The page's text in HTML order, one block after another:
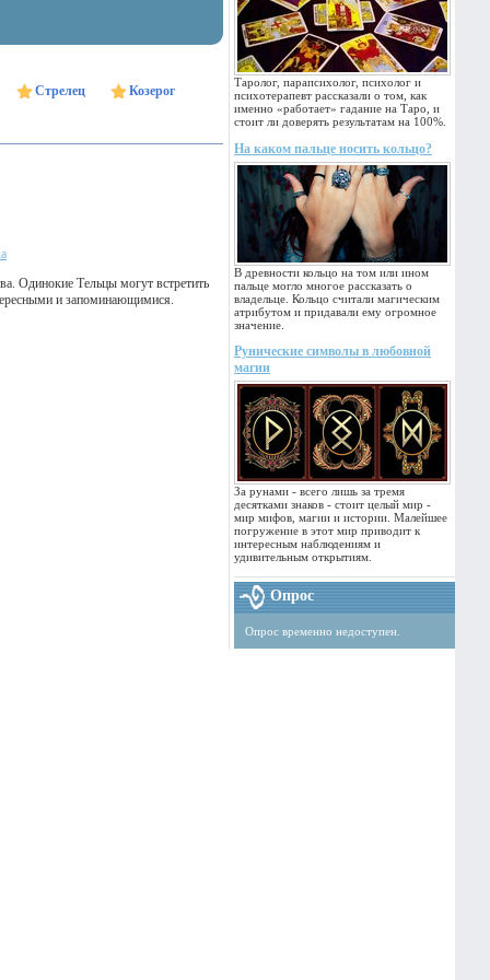
Таролог, парапсихолог, психолог и
психотерапевт рассказали о том, как
именно «работает» гадание на Таро, и
стоит ли доверять результатам на 100%.
На каком пальце носить кольцо?
В древности кольцо на том или ином
пальце могло многое рассказать о
владельце. Кольцо считали магическим
атрибутом и придавали ему огромное
значение.
Рунические символы в любовной
магии
За рунами - всего лишь за тремя
десятками знаков - стоит целый мир -
мир мифов, магии и истории. Малейшее
погружение в этот мир приводит к
интересным наблюдениям и
удивительным открытиям.
Опрос
Опрос временно недоступен.
Стрелец Козерог
Одинокие Тельцы могут встретить
и запоминающимися.